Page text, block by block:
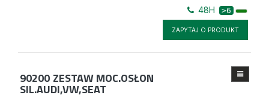
48H >6
ZAPYTAJ O PRODUKT
90200 ZESTAW MOC.OSŁON
SIL.AUDI,VW,SEAT